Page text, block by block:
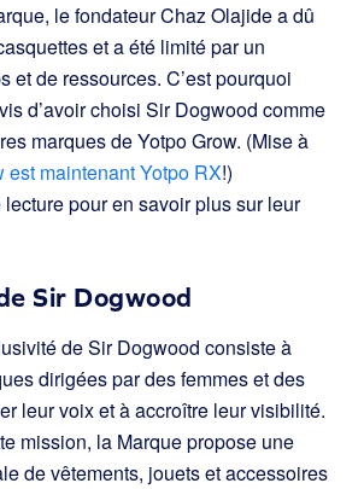
le fondateur Chaz Olajide a dû
et a été limité par un
et de ressources. C’est pourquoi
d’avoir choisi Sir Dogwood comme
marques de Yotpo Grow. (Mise à
est maintenant Yotpo RX!)
pour en savoir plus sur leur
Sir Dogwood
de Sir Dogwood consiste à
dirigées par des femmes et des
leur voix et à accroître leur visibilité.
mission, la Marque propose une
de vêtements, jouets et accessoires